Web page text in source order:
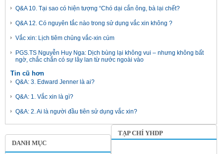
DANH MỤC
Q&A 10. Tại sao có hiện tượng “Chó dại cắn ông, bà lại chết?
Q&A 12. Có nguyên tắc nào trong sử dụng vắc xin không ?
Vắc xin: Lịch tiêm chủng vắc-xin cúm
PGS.TS Nguyễn Huy Nga: Dịch bùng lại không vui – nhưng không bất
ngờ, chắc chắn có sự lây lan từ nước ngoài vào
Tin cũ hơn
Q&A: 3. Edward Jenner là ai?
Q&A: 1. Vắc xin là gì?
Q&A: 2. Ai là người đầu tiên sử dụng vắc xin?
TẠP CHÍ YHDP